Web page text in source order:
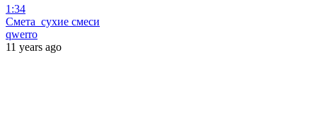
1:34
Смета_сухие смеси
qwerro
11 years ago